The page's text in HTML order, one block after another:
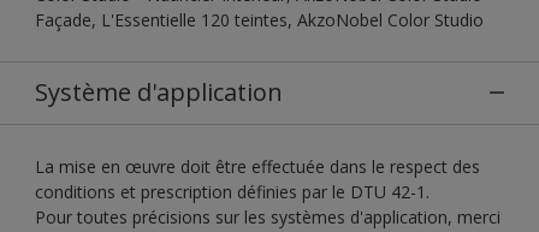
Façade, L'Essentielle 120 teintes, AkzoNobel Color Studio
Système d'application
La mise en œuvre doit être effectuée dans le respect des
conditions et prescription définies par le DTU 42-1.
Pour toutes précisions sur les systèmes d'application, merci